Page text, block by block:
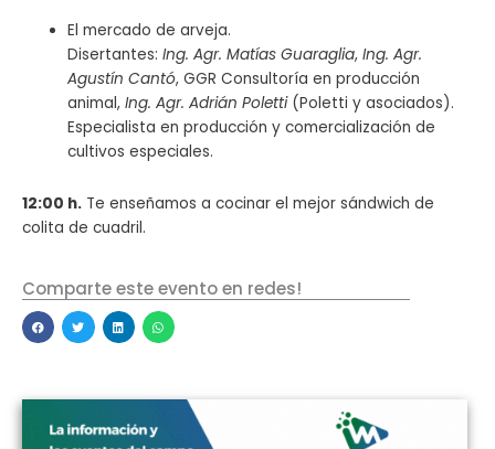
El mercado de arveja.
Disertantes:Ing. Agr. Matías Guaraglia,Ing. Agr.
Agustín Cantó, GGR Consultoría en producción
animal,Ing. Agr. Adrián Poletti(Poletti y asociados).
Especialista en producción y comercialización de
cultivos especiales.
12:00 h. Te enseñamos a cocinar el mejor sándwich de
colita de cuadril.
Comparte este evento en redes!